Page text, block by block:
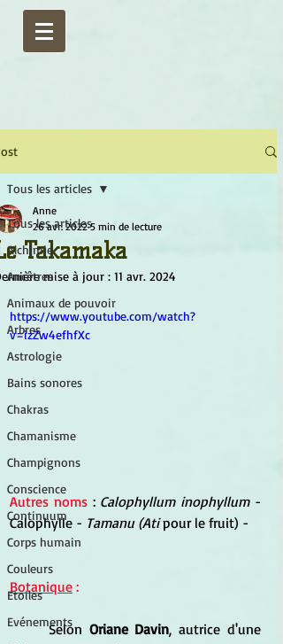
Tous les articles
Alchimie
Ancêtres
Animaux de pouvoir
Arbres
Astrologie
Bains sonores
Chakras
Chamanisme
Champignons
Conscience
Continuum
Corps humain
Couleurs
Etoiles
Evénements
Tous les articles
Takamaka
Anne
26 avr. 2022 5 min de lecture
mise à jour : 11 avr. 2024
https://www.youtube.com/watch?
v=izZw4efhfXc
Autres noms : Calophyllum inophyllum -
Calophylle - Tamanu (Ati pour le fruit) -
Botanique :
	Selon
Oriane Davin, autrice d'une